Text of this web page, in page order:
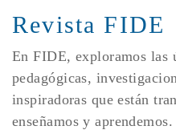
Revista FIDE
En FIDE, exploramos las
pedagógicas,
inspiradoras que están
enseñamos y